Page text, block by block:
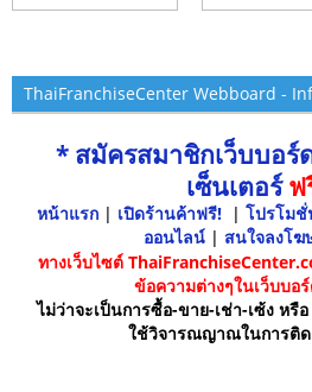
ThaiFranchiseCenter Webboard -
* สมัครสมาชิกเว็บบอร์
เซ็นเตอร์ฟ
หน้าแรก | เปิดร้านค้าฟรี! | โปรโม
ออนไลน์ | สนใจลงโ
ทางเว็บไซต์
ข้อความต่างๆในเว็บบอ
ไม่ว่าจะเป็นการซื้อ-ขาย-เช่า-เซ้ง ห
ใช้วิจารณญาณในการติด